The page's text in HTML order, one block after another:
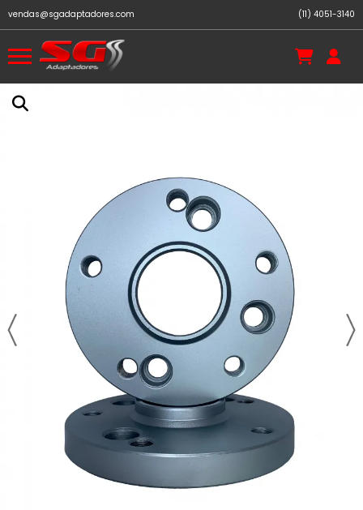
vendas@sgadaptadores.com (11) 4051-3140